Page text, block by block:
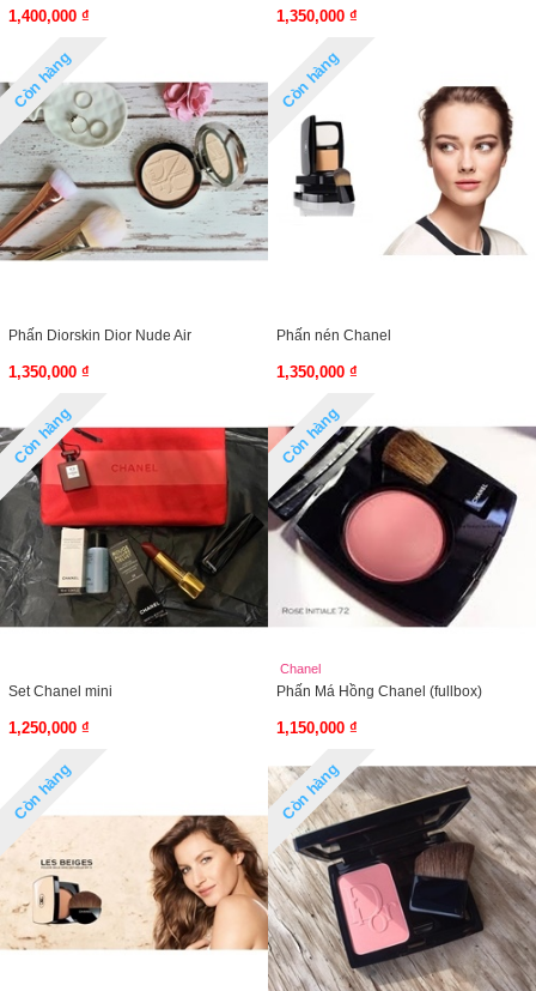
1,400,000 ₫ 1,350,000 ₫
Còn hàng
Phấn Diorskin Dior Nude Air
1,350,000 ₫
Còn hàng
Phấn nén Chanel
1,350,000 ₫
Còn hàng
Set Chanel mini
1,250,000 ₫
Còn hàng
Chanel
Phấn Má Hồng Chanel (fullbox)
1,150,000 ₫
Còn hàng Còn hàng